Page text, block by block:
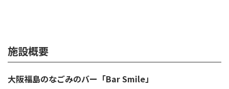
施設概要
大阪福島のなごみのバー「Bar Smile」